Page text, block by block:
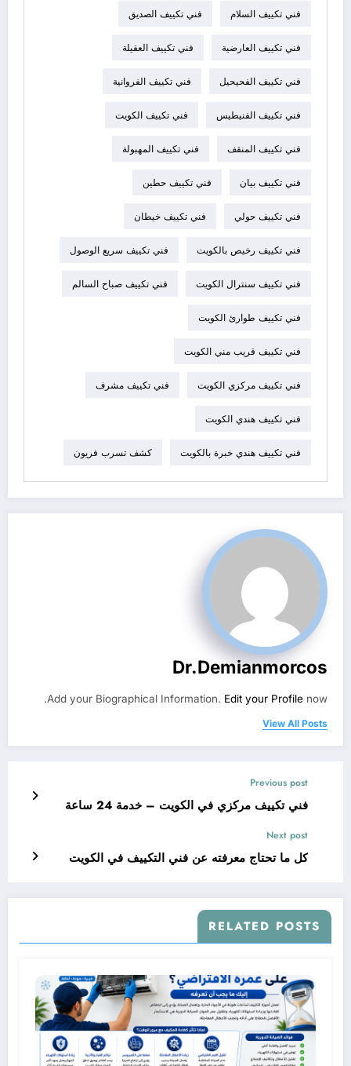
فني تكييف السلام فني تكييف الصديق
فني تكييف العارضية فني تكييف العقيلة
فني تكييف الفحيحيل فني تكييف الفروانية
فني تكييف الفنيطيس فني تكييف الكويت
فني تكييف المنقف فني تكييف المهبولة
فني تكييف بيان فني تكييف حطين
فني تكييف حولي فني تكييف خيطان
فني تكييف رخيص بالكويت فني تكييف سريع الوصول
فني تكييف سنترال الكويت فني تكييف صباح السالم
فني تكييف طوارئ الكويت
فني تكييف قريب مني الكويت
فني تكييف مركزي الكويت فني تكييف مشرف
فني تكييف هندي الكويت
فني تكييف هندي خبرة بالكويت كشف تسرب فريون
Dr.demianmorcos
Add your Biographical Information. Edit your Profile now.
View All Posts
Previous post
فني تكييف مركزي في الكويت – خدمة 24 ساعة
Next post
كل ما تحتاج معرفته عن فني التكييف في الكويت
RELATED POSTS